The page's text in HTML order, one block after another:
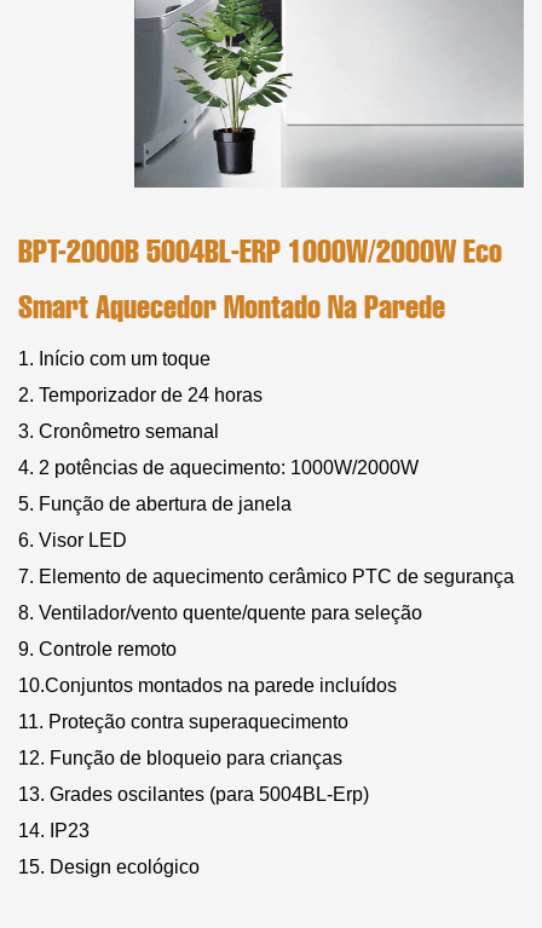
BPT-2000B 5004BL-ERP 1000W/2000W Eco
Smart Aquecedor Montado Na Parede
1. Início com um toque
2. Temporizador de 24 horas
3. Cronômetro semanal
4. 2 potências de aquecimento: 1000W/2000W
5. Função de abertura de janela
6. Visor LED
7. Elemento de aquecimento cerâmico PTC de segurança
8. Ventilador/vento quente/quente para seleção
9. Controle remoto
10.Conjuntos montados na parede incluídos
11. Proteção contra superaquecimento
12. Função de bloqueio para crianças
13. Grades oscilantes (para 5004BL-Erp)
14. IP23
15. Design ecológico